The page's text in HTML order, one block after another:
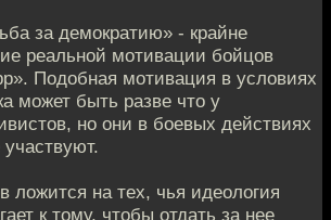
за демократию» - крайне
реальной мотивации бойцов
Подобная мотивация в условиях
может быть разве что у
но они в боевых действиях
ложится на тех, чья идеология
к тому, чтобы отдать за нее